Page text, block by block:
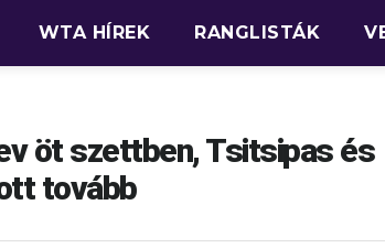
WTA HÍREK RANGLISTÁK
öt szettben, Tsitsipas és
tovább